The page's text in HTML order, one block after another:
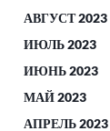
АВГУСТ 2023
ИЮЛЬ 2023
ИЮНЬ 2023
МАЙ 2023
АПРЕЛЬ 2023